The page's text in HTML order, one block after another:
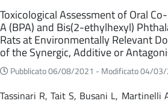
Eventi
Toxicological Assessment of Oral
A (BPA) and Bis(2-ethylhexyl)
Rats at Environmentally Relevant
of the Synergic, Additive or
Pubblicato 06/08/2021 - Modificato 04/
Tassinari R, Tait S, Busani L, Martinelli